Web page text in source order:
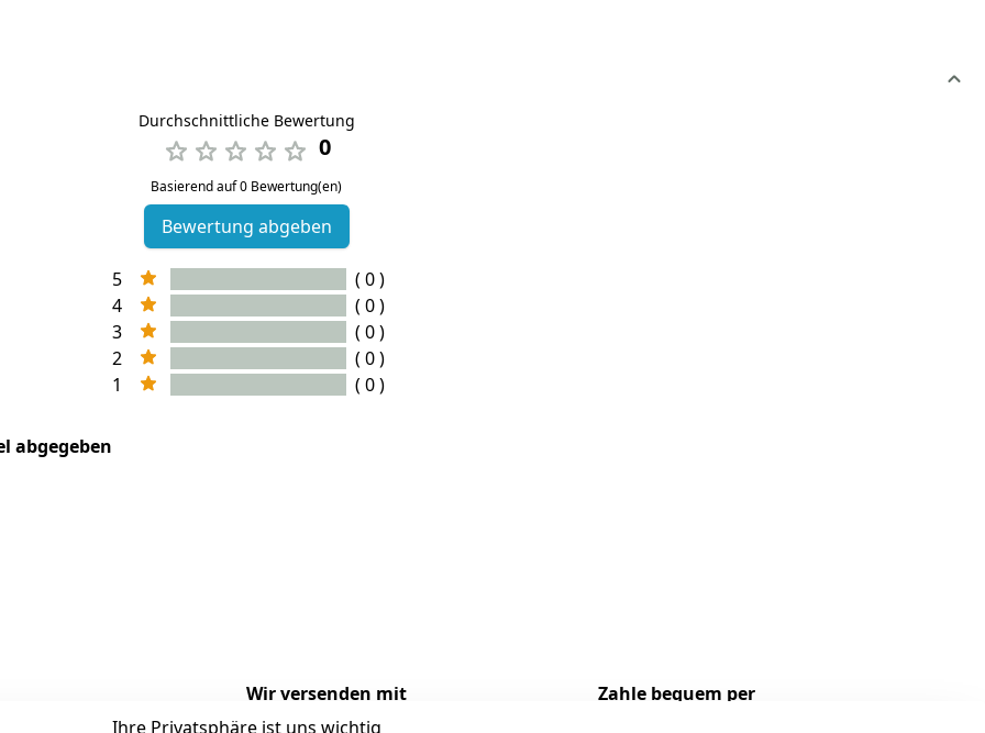
Durchschnittliche Bewertung
0
Basierend auf 0 Bewertung(en)
Bewertung abgeben
5
( 0 )
4
( 0 )
3
( 0 )
2
( 0 )
1
( 0 )
abgegeben
Ihre Privatsphäre ist uns wichtig
Wir versenden mit Zahle bequem per